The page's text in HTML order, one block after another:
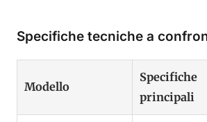
Specifiche tecniche a
Modello
Specifiche
principali